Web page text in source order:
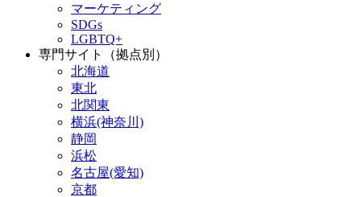
マーケティング
SDGs
LGBTQ+
専門サイト（拠点別）
北海道
東北
北関東
横浜(神奈川)
静岡
浜松
名古屋(愛知)
京都